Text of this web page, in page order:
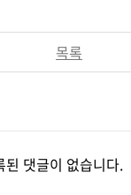
목록
된 댓글이 없습니다.